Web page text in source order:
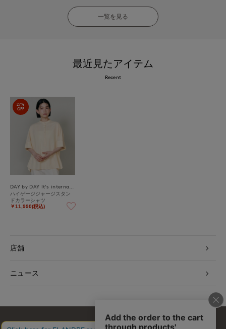
一覧を見る
最近見たアイテム
Recent
27%
OFF
ハイゲージジャージスタン
ドカラーシャツ
￥11,990(税込)
店舗
ニュース